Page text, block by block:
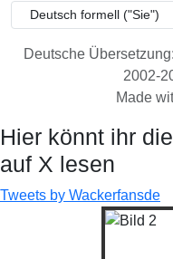
Deutsche Übersetzung:
2002-
Made
Hier könnt ihr
auf X lesen
Tweets by Wackerfansde